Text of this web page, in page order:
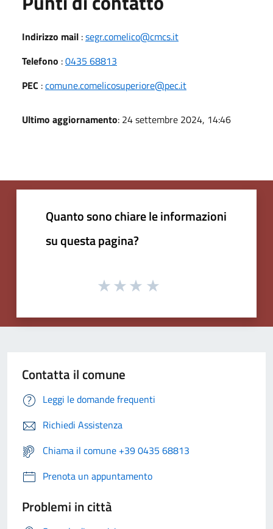
Indirizzo mail :segr.comelico@cmcs.it
Telefono :0435 68813
PEC :comune.comelicosuperiore@pec.it
Ultimo aggiornamento: 24 settembre 2024, 14:46
Quanto sono chiare le informazioni
su questa pagina?
Contatta il comune
Leggi le domande frequenti
Richiedi Assistenza
Chiama il comune +39 0435 68813
Prenota un appuntamento
Problemi in città